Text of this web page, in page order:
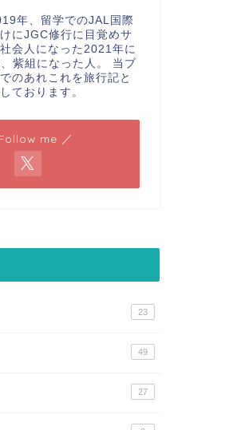
年、留学でのJAL国際
にJGC修行に目覚めサ
会人になった2021年に
紫組になった人。 当ブ
のあれこれを旅行記と
ております。
me ／
23
49
27